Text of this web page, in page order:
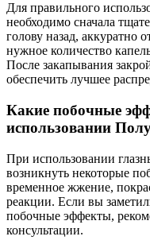
Для правильного
необходимо сначала
голову назад, аккуратно
нужное количество
После закапывания
обеспечить лучшее
Какие побочные
использовании
При использовании
возникнуть некоторые
временное жжение,
реакции. Если вы
побочные эффекты,
консультации.